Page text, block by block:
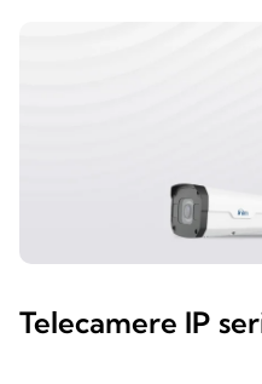
Telecamere IP